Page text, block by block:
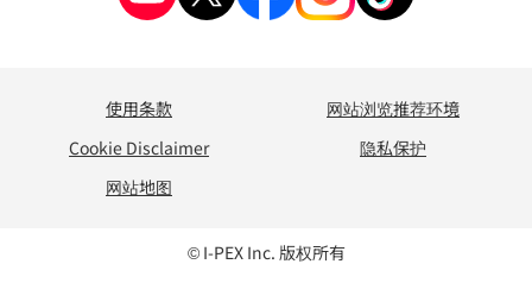
使用条款
网站浏览推荐环境
Cookie Disclaimer
隐私保护
网站地图
© I-PEX Inc. 版权所有